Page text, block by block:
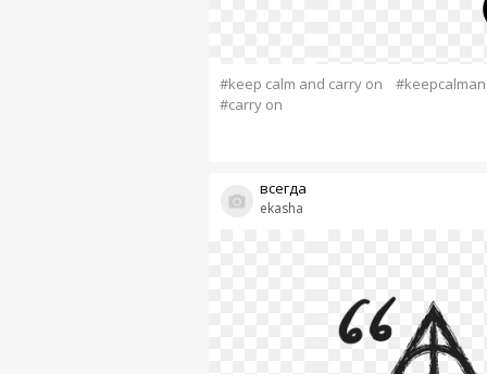
#keep calm and carry on
#carry on
ekasha
всегда